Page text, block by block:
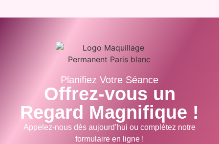
Planifiez Votre Séance
Offrez-vous un
Regard Magnifique !
Appelez-nous dès aujourd’hui ou complétez notre
formulaire en ligne !